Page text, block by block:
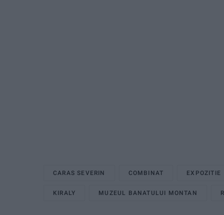
CARAS SEVERIN COMBINAT EXPOZITIE
KIRALY MUZEUL BANATULUI MONTAN